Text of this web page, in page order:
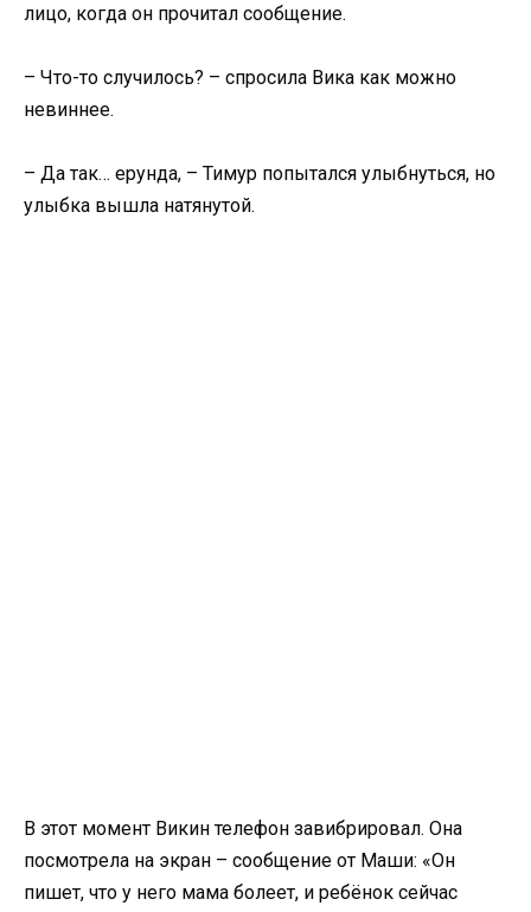
лицо, когда он прочитал сообщение.
– Что-то случилось? – спросила Вика как можно
невиннее.
– Да так… ерунда, – Тимур попытался улыбнуться, но
улыбка вышла натянутой.
В этот момент Викин телефон завибрировал. Она
посмотрела на экран – сообщение от Маши: «Он
пишет, что у него мама болеет, и ребёнок сейчас